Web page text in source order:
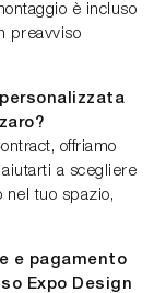
è incluso
preavviso
offriamo
a scegliere
nel tuo spazio,
e pagamento
Expo Design